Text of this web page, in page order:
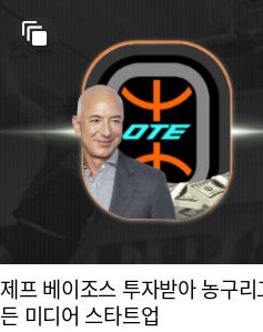
제프 베이조스 투자받아 농구리
든 미디어 스타트업